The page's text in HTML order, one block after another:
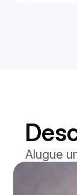
Maybach
Alugue